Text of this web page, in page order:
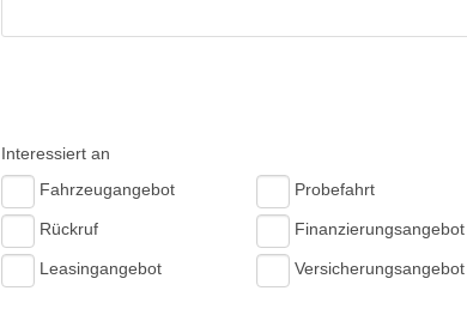
Interessiert an
Fahrzeugangebot
Probefahrt
Rückruf Finanzierungsangebot
Leasingangebot Versicherungsangebot